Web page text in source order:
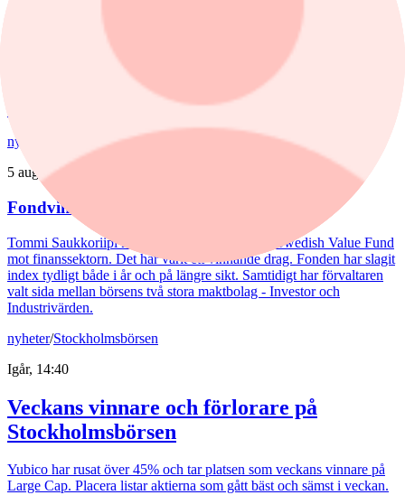
Spiltan Småbolagsfond lyfte i juli – tar in
Efter en svagare utveckling hittills i år fick Spiltan Småbolagsfond
ett tydligt lyft i juli. Mips bidrog mest till uppgången, medan
nyheter
Aktiefonder
5 augusti, 15:06
Fondvinnare med banktung portfölj
Tommi Saukkoriipi har styrt nästan halva SEB Swedish Value Fund
mot finanssektorn. Det har varit ett vinnande drag. Fonden har slagit
index tydligt både i år och på längre sikt. Samtidigt har förvaltaren
valt sida mellan börsens två stora maktbolag - Investor och
Industrivärden.
nyheter/Stockholmsbörsen
Igår, 14:40
Veckans vinnare och förlorare på
Stockholmsbörsen
Yubico har rusat över 45% och tar platsen som veckans vinnare på
Large Cap. Placera listar aktierna som gått bäst och sämst i veckan.